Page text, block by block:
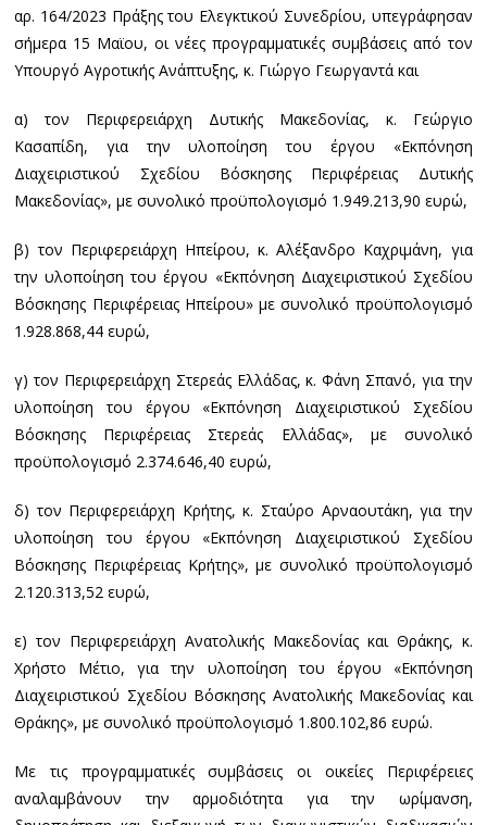
αρ. 164/2023 Πράξης του Ελεγκτικού Συνεδρίου, υπεγράφησαν
σήμερα 15 Μαϊου, οι νέες προγραμματικές συμβάσεις από τον
Υπουργό Αγροτικής Ανάπτυξης, κ. Γιώργο Γεωργαντά και
α) τον Περιφερειάρχη Δυτικής Μακεδονίας, κ. Γεώργιο
Κασαπίδη, για την υλοποίηση του έργου «Εκπόνηση
Διαχειριστικού Σχεδίου Βόσκησης Περιφέρειας Δυτικής
Μακεδονίας», με συνολικό προϋπολογισμό 1.949.213,90 ευρώ,
β) τον Περιφερειάρχη Ηπείρου, κ. Αλέξανδρο Καχριμάνη, για
την υλοποίηση του έργου «Εκπόνηση Διαχειριστικού Σχεδίου
Βόσκησης Περιφέρειας Ηπείρου» με συνολικό προϋπολογισμό
1.928.868,44 ευρώ,
γ) τον Περιφερειάρχη Στερεάς Ελλάδας, κ. Φάνη Σπανό, για την
υλοποίηση του έργου «Εκπόνηση Διαχειριστικού Σχεδίου
Βόσκησης Περιφέρειας Στερεάς Ελλάδας», με συνολικό
προϋπολογισμό 2.374.646,40 ευρώ,
δ) τον Περιφερειάρχη Κρήτης, κ. Σταύρο Αρναουτάκη, για την
υλοποίηση του έργου «Εκπόνηση Διαχειριστικού Σχεδίου
Βόσκησης Περιφέρειας Κρήτης», με συνολικό προϋπολογισμό
2.120.313,52 ευρώ,
ε) τον Περιφερειάρχη Ανατολικής Μακεδονίας και Θράκης, κ.
Χρήστο Μέτιο, για την υλοποίηση του έργου «Εκπόνηση
Διαχειριστικού Σχεδίου Βόσκησης Ανατολικής Μακεδονίας και
Θράκης», με συνολικό προϋπολογισμό 1.800.102,86 ευρώ.
Με τις προγραμματικές συμβάσεις οι οικείες Περιφέρειες
αναλαμβάνουν την αρμοδιότητα για την ωρίμανση,